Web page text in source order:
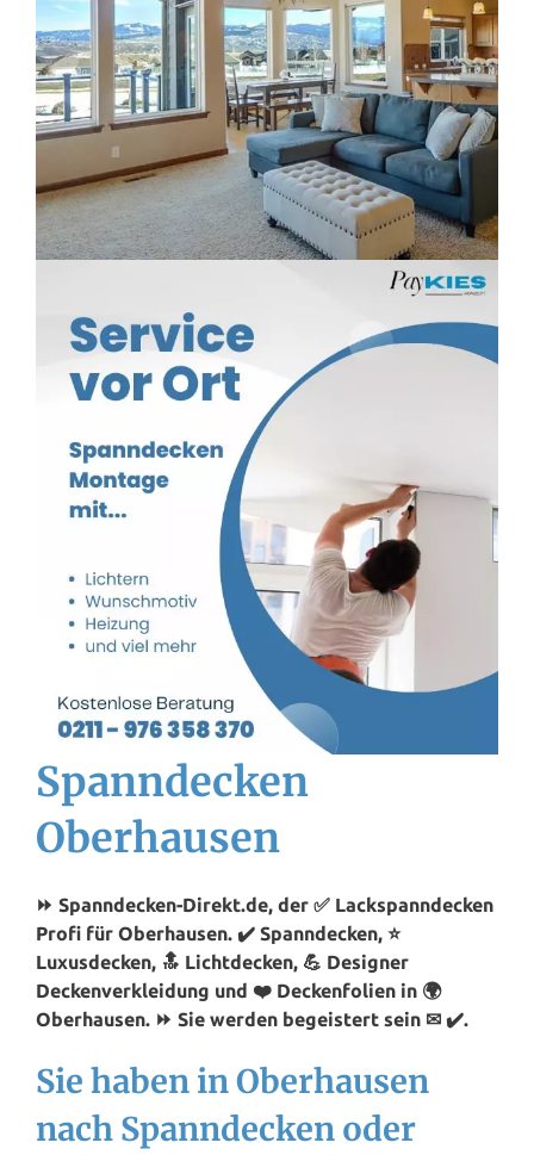
Spanndecken
Oberhausen
⏩ Spanndecken-Direkt.de, der ✅ Lackspanndecken
Profi für Oberhausen. ✔️ Spanndecken, ⭐
Luxusdecken, 🔝 Lichtdecken, 💪 Designer
Deckenverkleidung und ❤️ Deckenfolien in 🌍
Oberhausen. ⏩ Sie werden begeistert sein ✉ ✔️.
Sie haben in Oberhausen
nach Spanndecken oder